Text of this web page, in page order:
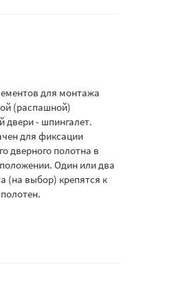
для монтажа
(распашной)
двери - шпингалет.
для фиксации
дверного полотна в
Один или два
(на выбор) крепятся к